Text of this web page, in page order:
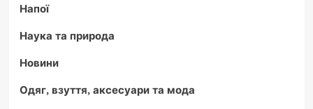
Напої
Наука та природа
Новини
Одяг, взуття, аксесуари та мода